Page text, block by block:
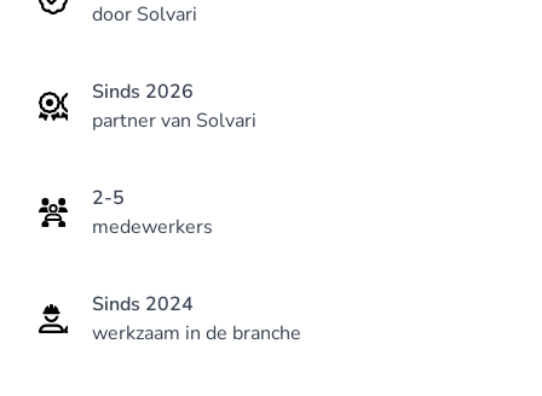
door Solvari
Sinds 2026
partner van Solvari
2-5
medewerkers
Sinds 2024
werkzaam in de branche